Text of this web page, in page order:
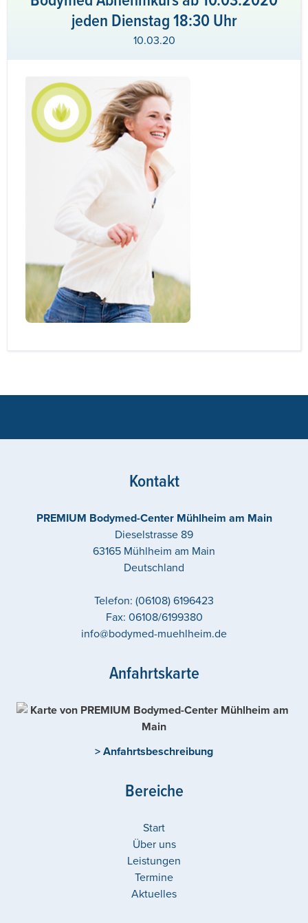
jeden Dienstag 18:30 Uhr
10.03.20
Kontakt
PREMIUM Bodymed-Center Mühlheim am Main
Dieselstrasse 89
63165 Mühlheim am Main
Deutschland
Telefon: (06108) 6196423
Fax: 06108/6199380
info@bodymed-muehlheim.de
Anfahrtskarte
> Anfahrtsbeschreibung
Bereiche
Start
Über uns
Leistungen
Termine
Aktuelles